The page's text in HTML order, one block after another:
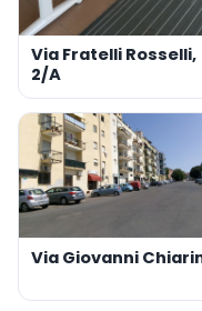
Via Fratelli Rosselli,
2/A
Via Giovanni